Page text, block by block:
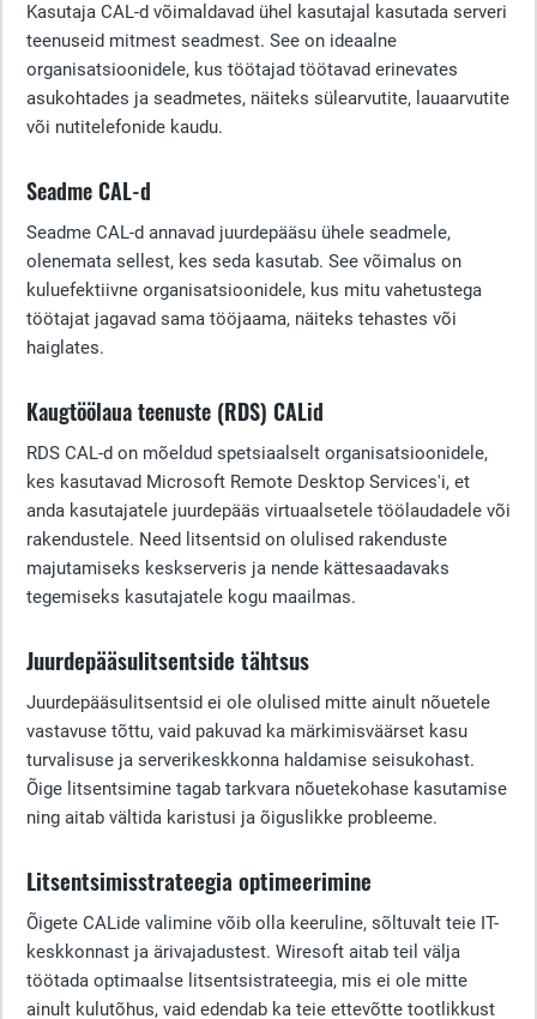
Kasutaja CAL-d võimaldavad ühel kasutajal kasutada serveri
teenuseid mitmest seadmest. See on ideaalne
organisatsioonidele, kus töötajad töötavad erinevates
asukohtades ja seadmetes, näiteks sülearvutite, lauaarvutite
või nutitelefonide kaudu.
Seadme CAL-d
Seadme CAL-d annavad juurdepääsu ühele seadmele,
olenemata sellest, kes seda kasutab. See võimalus on
kuluefektiivne organisatsioonidele, kus mitu vahetustega
töötajat jagavad sama tööjaama, näiteks tehastes või
haiglates.
Kaugtöölaua teenuste (RDS) CALid
RDS CAL-d on mõeldud spetsiaalselt organisatsioonidele,
kes kasutavad Microsoft Remote Desktop Services'i, et
anda kasutajatele juurdepääs virtuaalsetele töölaudadele või
rakendustele. Need litsentsid on olulised rakenduste
majutamiseks keskserveris ja nende kättesaadavaks
tegemiseks kasutajatele kogu maailmas.
Juurdepääsulitsentside tähtsus
Juurdepääsulitsentsid ei ole olulised mitte ainult nõuetele
vastavuse tõttu, vaid pakuvad ka märkimisväärset kasu
turvalisuse ja serverikeskkonna haldamise seisukohast.
Õige litsentsimine tagab tarkvara nõuetekohase kasutamise
ning aitab vältida karistusi ja õiguslikke probleeme.
Litsentsimisstrateegia optimeerimine
Õigete CALide valimine võib olla keeruline, sõltuvalt teie IT-
keskkonnast ja ärivajadustest. Wiresoft aitab teil välja
töötada optimaalse litsentsistrateegia, mis ei ole mitte
ainult kulutõhus, vaid edendab ka teie ettevõtte tootlikkust